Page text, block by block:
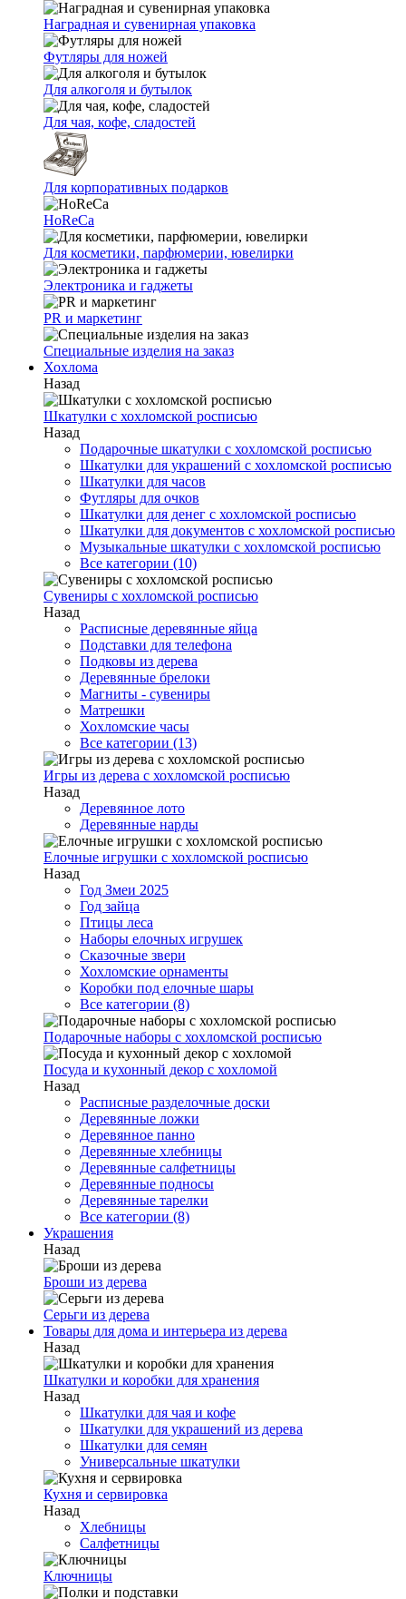
Наградная и сувенирная упаковка
Футляры для ножей
Для алкоголя и бутылок
Для чая, кофе, сладостей
Для корпоративных подарков
HoReCa
Для косметики, парфюмерии, ювелирки
Электроника и гаджеты
PR и маркетинг
Специальные изделия на заказ
Хохлома
Назад
Шкатулки с хохломской росписью
Назад
Подарочные шкатулки с хохломской росписью
Шкатулки для украшений с хохломской росписью
Шкатулки для часов
Футляры для очков
Шкатулки для денег с хохломской росписью
Шкатулки для документов с хохломской росписью
Музыкальные шкатулки с хохломской росписью
Все категории (10)
Сувениры с хохломской росписью
Назад
Расписные деревянные яйца
Подставки для телефона
Подковы из дерева
Деревянные брелоки
Магниты - сувениры
Матрешки
Хохломские часы
Все категории (13)
Игры из дерева с хохломской росписью
Назад
Деревянное лото
Деревянные нарды
Елочные игрушки с хохломской росписью
Назад
Год Змеи 2025
Год зайца
Птицы леса
Наборы елочных игрушек
Сказочные звери
Хохломские орнаменты
Коробки под елочные шары
Все категории (8)
Подарочные наборы с хохломской росписью
Посуда и кухонный декор с хохломой
Назад
Расписные разделочные доски
Деревянные ложки
Деревянное панно
Деревянные хлебницы
Деревянные салфетницы
Деревянные подносы
Деревянные тарелки
Все категории (8)
Украшения
Назад
Броши из дерева
Серьги из дерева
Товары для дома и интерьера из дерева
Назад
Шкатулки и коробки для хранения
Назад
Шкатулки для чая и кофе
Шкатулки для украшений из дерева
Шкатулки для семян
Универсальные шкатулки
Кухня и сервировка
Назад
Хлебницы
Салфетницы
Ключницы